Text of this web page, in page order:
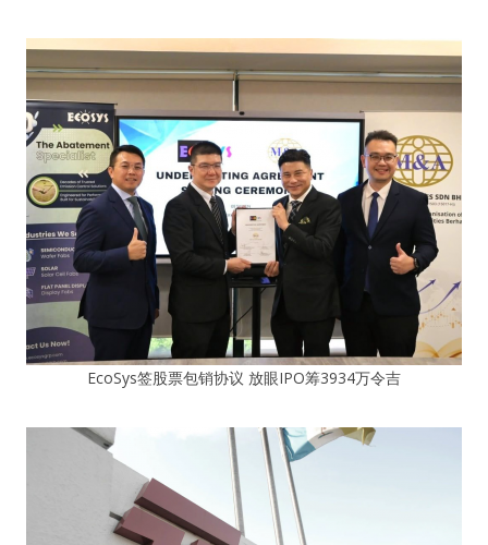
EcoSys签股票包销协议 放眼IPO筹3934万令吉